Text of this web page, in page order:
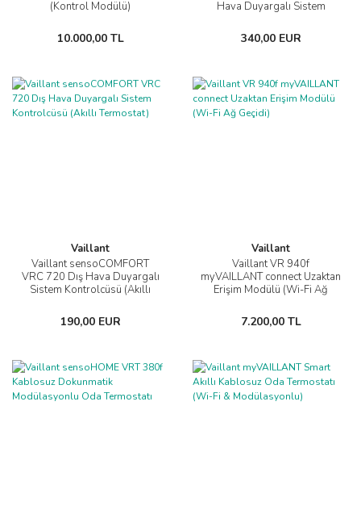
(Kontrol Modülü)
10.000,00 TL
Hava Duyargalı Sistem
340,00 EUR
Vaillant
Vaillant sensoCOMFORT
VRC 720 Dış Hava Duyargalı
Sistem Kontrolcüsü (Akıllı
190,00 EUR
Vaillant
Vaillant VR 940f
myVAILLANT connect Uzaktan
Erişim Modülü (Wi-Fi Ağ
7.200,00 TL